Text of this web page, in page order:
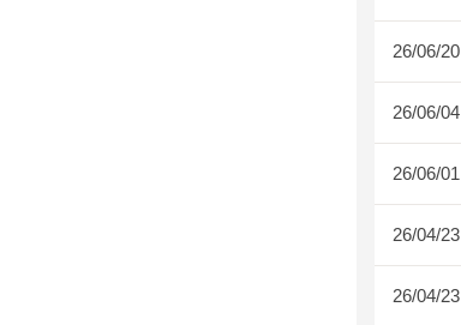
26/06/20
26/06/04
26/06/01
26/04/23
26/04/23